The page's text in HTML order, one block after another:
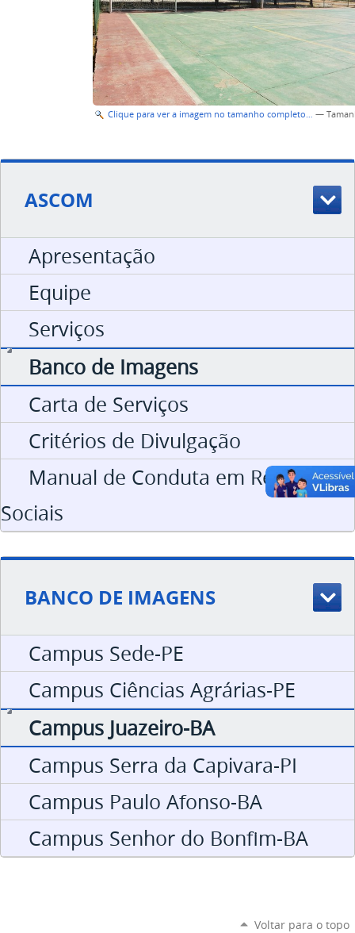
Clique para ver a imagem no tamanho completo… —
ASCOM
Apresentação
Equipe
Serviços
Banco de Imagens
Carta de Serviços
Critérios de Divulgação
Manual de Conduta em Redes
Sociais
BANCO DE IMAGENS
Campus Sede-PE
Campus Ciências Agrárias-PE
Campus Juazeiro-BA
Campus Serra da Capivara-PI
Campus Paulo Afonso-BA
Campus Senhor do Bonfim-BA
Voltar para o topo